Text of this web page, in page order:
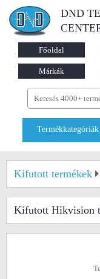
DND
Főoldal
Márkák
Termékkategóriák
Kifutott termékek
Kifutott Hikvision